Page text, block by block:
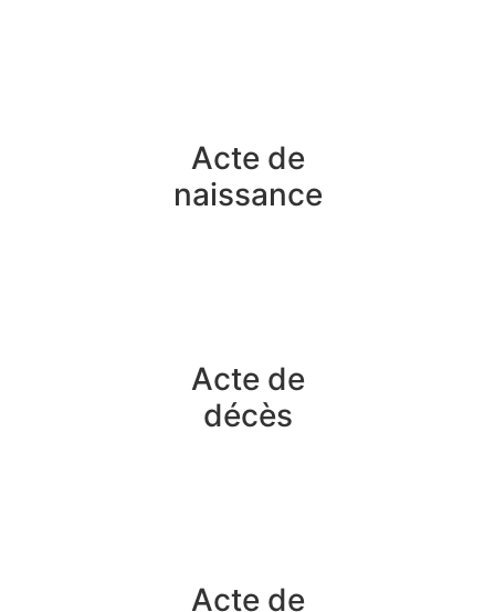
Acte de
naissance
Acte de
décès
Acte de